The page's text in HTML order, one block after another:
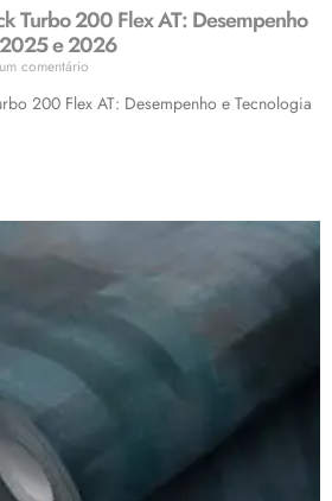
Turbo 200 Flex AT: Desempenho
2025 e 2026
comentário
200 Flex AT: Desempenho e Tecnologia